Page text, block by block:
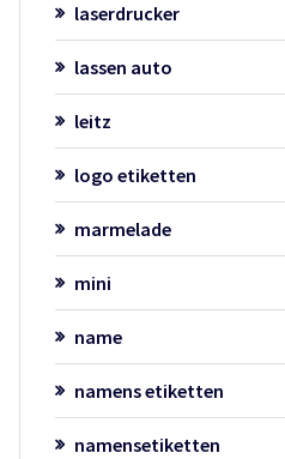
laserdrucker
lassen auto
leitz
logo etiketten
marmelade
mini
name
namens etiketten
namensetiketten